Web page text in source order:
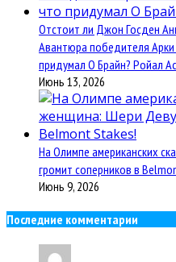
Отстоит ли Джон Госден
Авантюра победителя Арки
придумал О Брайн? Ройал
Июнь 13, 2026
На Олимпе американских
громит соперников в
Июнь 9, 2026
Последние комментарии